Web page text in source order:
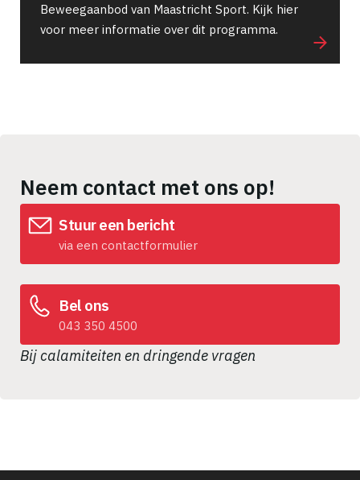
Beweegaanbod van Maastricht Sport. Kijk hier
voor meer informatie over dit programma.
Neem contact met ons op!
Stuur een bericht
via een contactformulier
Bel ons
043 350 4500
Bij calamiteiten en dringende vragen